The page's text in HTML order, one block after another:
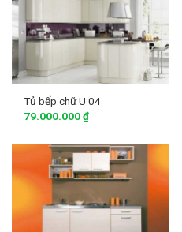
Tủ bếp chữ U 04
79.000.000₫